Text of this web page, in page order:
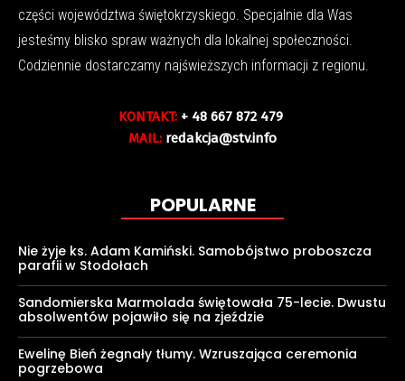
części województwa świętokrzyskiego. Specjalnie dla Was
jesteśmy blisko spraw ważnych dla lokalnej społeczności.
Codziennie dostarczamy najświeższych informacji z regionu.
KONTAKT: + 48 667 872 479
MAIL: redakcja@stv.info
POPULARNE
Nie żyje ks. Adam Kamiński. Samobójstwo proboszcza
parafii w Stodołach
Sandomierska Marmolada świętowała 75-lecie. Dwustu
absolwentów pojawiło się na zjeździe
Ewelinę Bień żegnały tłumy. Wzruszająca ceremonia
pogrzebowa